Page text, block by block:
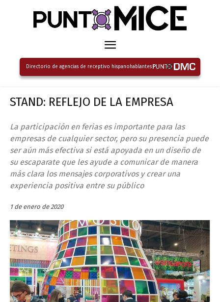
Directorio de agencias de receptivo hispanohablantes
STAND: REFLEJO DE LA EMPRESA
La participación en ferias es importante para las
empresas de cualquier sector, pero su presencia puede
ser aún más efectiva si está apoyada en un diseño de
su escaparate que les ayude a comunicar de manera
más clara los mensajes corporativos y crear una
experiencia positiva entre su público
1 de enero de 2020